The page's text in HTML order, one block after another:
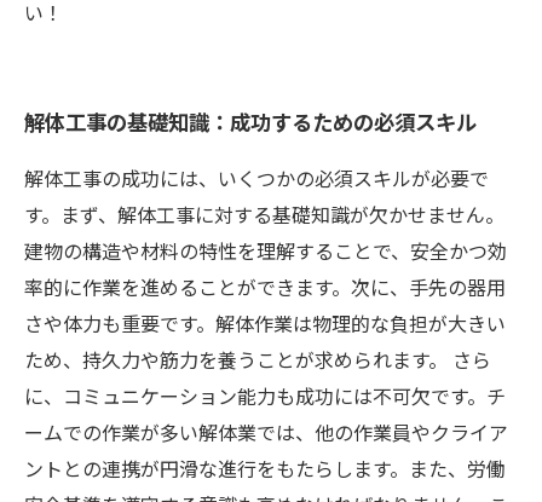
い！
解体工事の基礎知識：成功するための必須スキル
解体工事の成功には、いくつかの必須スキルが必要で
す。まず、解体工事に対する基礎知識が欠かせません。
建物の構造や材料の特性を理解することで、安全かつ効
率的に作業を進めることができます。次に、手先の器用
さや体力も重要です。解体作業は物理的な負担が大きい
ため、持久力や筋力を養うことが求められます。 さら
に、コミュニケーション能力も成功には不可欠です。チ
ームでの作業が多い解体業では、他の作業員やクライア
ントとの連携が円滑な進行をもたらします。また、労働